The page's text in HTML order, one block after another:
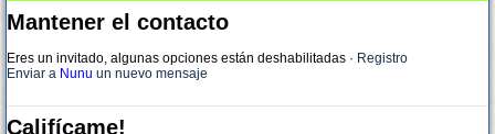
Mantener el contacto
Eres un invitado, algunas opciones están deshabilitadas · Registro
Enviar a Nunu un nuevo mensaje
Califícame!